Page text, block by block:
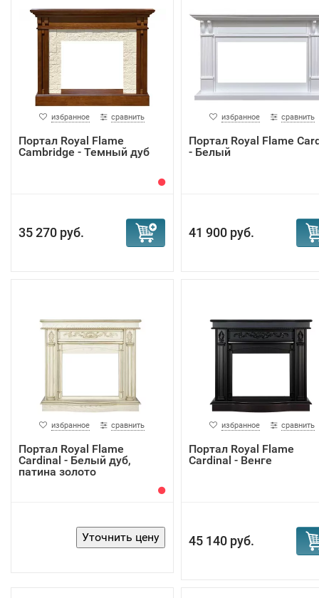
избранное сравнить
Портал Royal Flame
Cambridge - Темный дуб
35 270 руб.
избранное сравнить
Портал Royal Flame
- Белый
41 900 руб.
избранное сравнить
Портал Royal Flame
Cardinal - Белый дуб,
патина золото
избранное сравнить
Портал Royal Flame
Cardinal - Венге
45 140 руб.